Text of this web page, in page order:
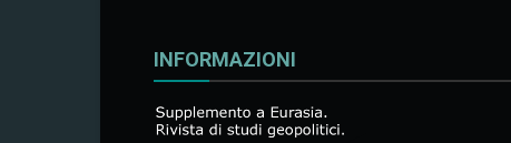
INFORMAZIONI